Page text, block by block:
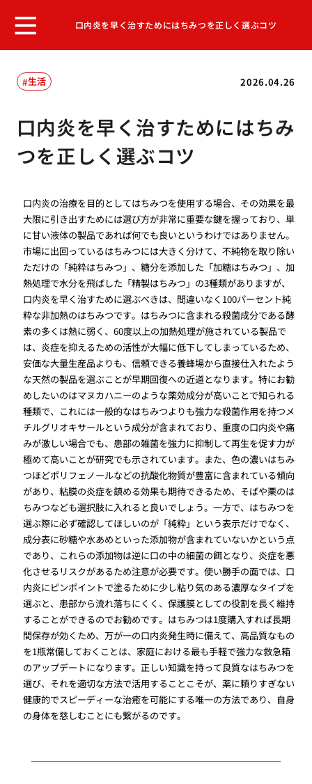
口内炎を早く治すためにはちみつを正しく選ぶコツ
2026.04.26
生活
口内炎を早く治すためにはちみ
つを正しく選ぶコツ
口内炎の治療を目的としてはちみつを使用する場合、その効果を最
大限に引き出すためには選び方が非常に重要な鍵を握っており、単
に甘い液体の製品であれば何でも良いというわけではありません。
市場に出回っているはちみつには大きく分けて、不純物を取り除い
ただけの「純粋はちみつ」、糖分を添加した「加糖はちみつ」、加
熱処理で水分を飛ばした「精製はちみつ」の3種類がありますが、
口内炎を早く治すために選ぶべきは、間違いなく100パーセント純
粋な非加熱のはちみつです。はちみつに含まれる殺菌成分である酵
素の多くは熱に弱く、60度以上の加熱処理が施されている製品で
は、炎症を抑えるための活性が大幅に低下してしまっているため、
安価な大量生産品よりも、信頼できる養蜂場から直接仕入れたよう
な天然の製品を選ぶことが早期回復への近道となります。特にお勧
めしたいのはマヌカハニーのような薬効成分が高いことで知られる
種類で、これには一般的なはちみつよりも強力な殺菌作用を持つメ
チルグリオキサールという成分が含まれており、重度の口内炎や痛
みが激しい場合でも、患部の雑菌を強力に抑制して再生を促す力が
極めて高いことが研究でも示されています。また、色の濃いはちみ
つほどポリフェノールなどの抗酸化物質が豊富に含まれている傾向
があり、粘膜の炎症を鎮める効果も期待できるため、そばや栗のは
ちみつなども選択肢に入れると良いでしょう。一方で、はちみつを
選ぶ際に必ず確認してほしいのが「純粋」という表示だけでなく、
成分表に砂糖や水あめといった添加物が含まれていないかという点
であり、これらの添加物は逆に口の中の細菌の餌となり、炎症を悪
化させるリスクがあるため注意が必要です。使い勝手の面では、口
内炎にピンポイントで塗るために少し粘り気のある濃厚なタイプを
選ぶと、患部から流れ落ちにくく、保護膜としての役割を長く維持
することができるのでお勧めです。はちみつは1度購入すれば長期
間保存が効くため、万が一の口内炎発生時に備えて、高品質なもの
を1瓶常備しておくことは、家庭における最も手軽で強力な救急箱
のアップデートになります。正しい知識を持って良質なはちみつを
選び、それを適切な方法で活用することこそが、薬に頼りすぎない
健康的でスピーディーな治癒を可能にする唯一の方法であり、自身
の身体を慈しむことにも繋がるのです。